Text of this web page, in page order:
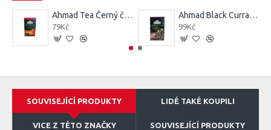
Ahmad Tea Černý čaj s příchutí jahody Strawberry Sensation 20x2 g
79Kč
Ahmad Black Currant Burst 20x2G
99Kč
SOUVISEJÍCÍ PRODUKTY LIDÉ TAKÉ KOUPILI
VICE Z TÉTO ZNAČKY SOUVISEJÍCÍ PRODUKTY